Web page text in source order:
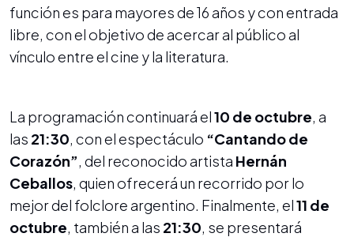
función es para mayores de 16 años y con entrada
libre, con el objetivo de acercar al público al
vínculo entre el cine y la literatura.
La programación continuará el10 de octubre , a
las 21:30 , con el espectáculo “Cantando de
Corazón” , del reconocido artista Hernán
Ceballos , quien ofrecerá un recorrido por lo
mejor del folclore argentino. Finalmente, el11 de
octubre , también a las 21:30 , se presentará